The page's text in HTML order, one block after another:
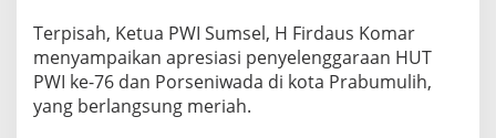
Terpisah, Ketua PWI Sumsel, H Firdaus Komar
menyampaikan apresiasi penyelenggaraan HUT
PWI ke-76 dan Porseniwada di kota Prabumulih,
yang berlangsung meriah.